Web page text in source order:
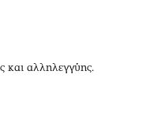
και αλληλεγγύης.